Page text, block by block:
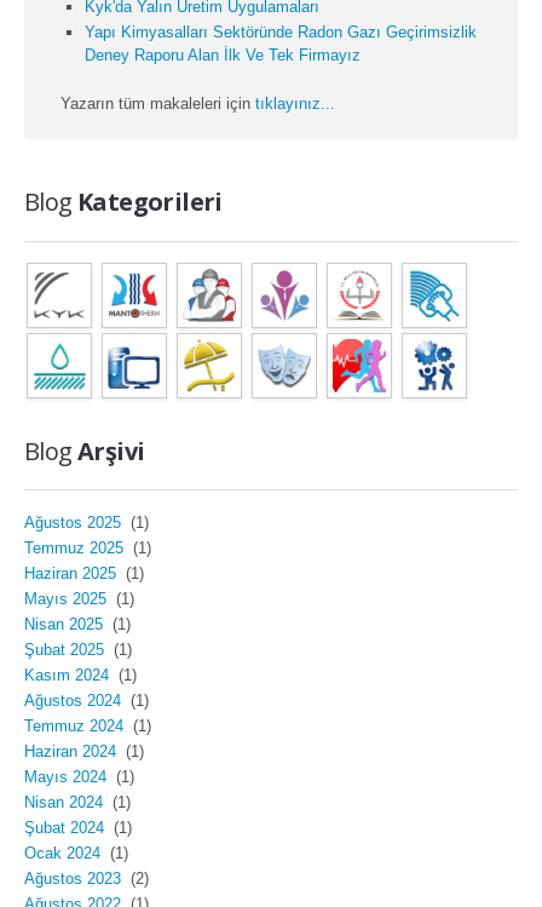
Kyk'da Yalın Üretim Uygulamaları
Yapı Kimyasalları Sektöründe Radon Gazı Geçirimsizlik
Deney Raporu Alan İlk Ve Tek Firmayız
Yazarın tüm makaleleri için tıklayınız...
Blog Kategorileri
BlogArşivi
Ağustos 2025 (1)
Temmuz 2025 (1)
Haziran 2025 (1)
Mayıs 2025 (1)
Nisan 2025 (1)
Şubat 2025 (1)
Kasım 2024 (1)
Ağustos 2024 (1)
Temmuz 2024 (1)
Haziran 2024 (1)
Mayıs 2024 (1)
Nisan 2024 (1)
Şubat 2024 (1)
Ocak 2024 (1)
Ağustos 2023 (2)